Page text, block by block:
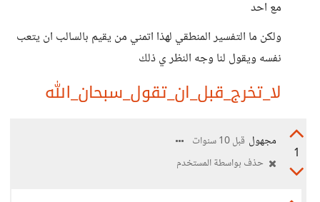
مع احد
ولكن ما التفسير المنطقي لهذا اتمني من يقيم بالسالب ان يتعب
نفسه ويقول لنا وجه النظر ي ذلك
لا_تخرج_قبل_ان_تقول_سبحان_الله
1
مجهول قبل 10 سنوات
حذف بواسطة المستخدم